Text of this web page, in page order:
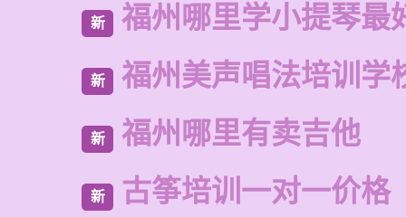
新 福州哪里学小提琴最
新 福州美声唱法培训学
新 福州哪里有卖吉他
新 古筝培训一对一价格